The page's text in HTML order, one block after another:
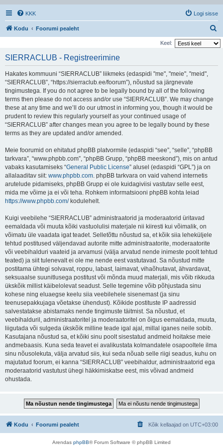
KKK Logi sisse
Kodu Foorumi pealeht
t
Keel:
SIERRACLUB - Registreerimine
Hakates kommuuni “SIERRACLUB” liikmeks (edaspidi "me", "meie", "meid",
“SIERRACLUB”, “https://sierraclub.ee/foorum”), nõustud sa järgnevate
tingimustega. If you do not agree to be legally bound by all of the following
terms then please do not access and/or use “SIERRACLUB”. We may change
these at any time and we’ll do our utmost in informing you, though it would be
prudent to review this regularly yourself as your continued usage of
“SIERRACLUB” after changes mean you agree to be legally bound by these
terms as they are updated and/or amended.
Meie foorumid on ehitatud phpBB platvormile (edaspidi “see”, “selle”, “phpBB
tarkvara”, “www.phpbb.com”, “phpBB Grupp, “phpBB meeskond”), mis on antud
vabaks kasutamiseks “General Public License” alusel (edaspidi “GPL”) ja on
allalaaditav siit: www.phpbb.com. phpBB tarkvara on vaid vahend internetis
arutelude pidamiseks, phpBB Grupp ei ole kuidagiviisi vastutav selle eest,
mida me võime ja ei või teha. Rohkem informatsiooni phpBB kohta leiad
https://www.phpbb.com/kodulehelt.
Kuigi veebilehe “SIERRACLUB” administraatorid ja moderaatorid üritavad
eemaldada või muuta kõiki vastuolulisi materjale nii kiiresti kui võimalik, on
võimatu üle vaadata igat teadet. Selletõttu nõustud sa, et kõik siia leheküljele
tehtud postitused väljendavad autorite mitte administraatorite, moderaatorite
või veebihalduri vaateid ja arvamusi (välja arvatud nende inimeste poolt tehtud
teated) ja siit tulenevalt ei ole me nende eest vastutavad. Sa nõustud mitte
postitama ühtegi solvavat, roppu, labast, laimavat, vihaõhutavat, ähvardavat,
seksuaalse suunitlusega postitust või mõnda muud materjali, mis võib rikkuda
ükskõik millist käibelolevat seadust. Selle tegemine võib põhjustada sinu
kohese ning eluaegse keelu siia veebilehele sisenemast (ja sinu
teenusepakkujaga võetakse ühendust). Kõikide postituste IP aadressid
salvestatakse abistamaks nende tingimuste täitmist. Sa nõustud, et
veebihalduril, administraatoritel ja moderaatoritel on õigus eemaldada, muuta,
liigutada või sulgeda ükskõik milline teade igal ajal, millal iganes neile sobib.
Kasutajana nõustud sa, et kõiki sinu poolt sisestatud andmeid hoitakse meie
andmebaasis. Kuna seda teavet ei avalikustata kolmandatele osapooltele ilma
sinu nõusolekuta, välja arvatud siis, kui seda nõuab selle riigi seadus, kuhu on
majutatud foorum, ei kanna “SIERRACLUB” veebihaldur, administraatorid ega
moderaatorid vastutust ühegi häkkimiskatse eest, mis võivad andmeid
ohustada.
Kodu Foorumi pealeht Kõik kellaajad on UTC+03:00
Arendas phpBB® Forum Software © phpBB Limited